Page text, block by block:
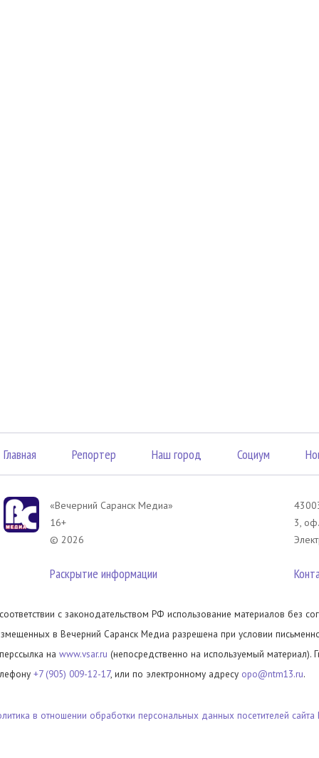
Главная Репортер Наш город Социум
«Вечерний Саранск Mедиа»
16+
© 2026
Раскрытие информации
3,
с законодательством РФ использование материалов без
в Вечерний Саранск Медиа разрешена при условии
на www.vsar.ru (непосредственно на используемый материал).
+7 (905) 009-12-17, или по электронному адресу opo@ntm13.ru.
в отношении обработки персональных данных посетителей